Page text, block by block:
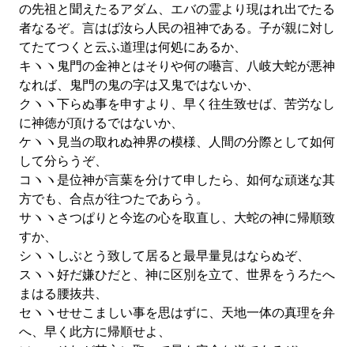
の先祖と聞えたるアダム、エバの霊より現はれ出でたる
者なるぞ。言はば汝ら人民の祖神である。子が親に対し
てたてつくと云ふ道理は何処にあるか、
キヽヽ鬼門の金神とはそりや何の囈言、八岐大蛇が悪神
なれば、鬼門の鬼の字は又鬼ではないか、
クヽヽ下らぬ事を申すより、早く往生致せば、苦労なし
に神徳が頂けるではないか、
ケヽヽ見当の取れぬ神界の模様、人間の分際として如何
して分らうぞ、
コヽヽ是位神が言葉を分けて申したら、如何な頑迷な其
方でも、合点が往つたであらう。
サヽヽさつぱりと今迄の心を取直し、大蛇の神に帰順致
すか、
シヽヽしぶとう致して居ると最早量見はならぬぞ、
スヽヽ好だ嫌ひだと、神に区別を立て、世界をうろたへ
まはる腰抜共、
セヽヽせせこましい事を思はずに、天地一体の真理を弁
へ、早く此方に帰順せよ、